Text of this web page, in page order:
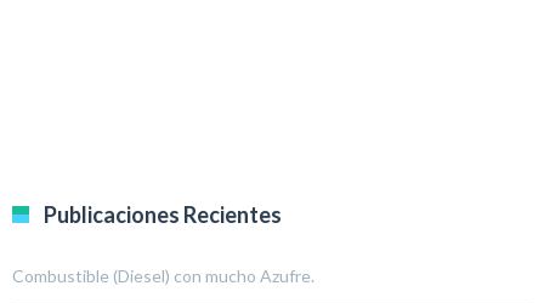
Publicaciones Recientes
Combustible (Diesel) con mucho Azufre.